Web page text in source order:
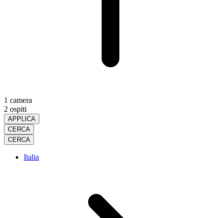
1 camera
2 ospiti
APPLICA
CERCA
CERCA
Italia